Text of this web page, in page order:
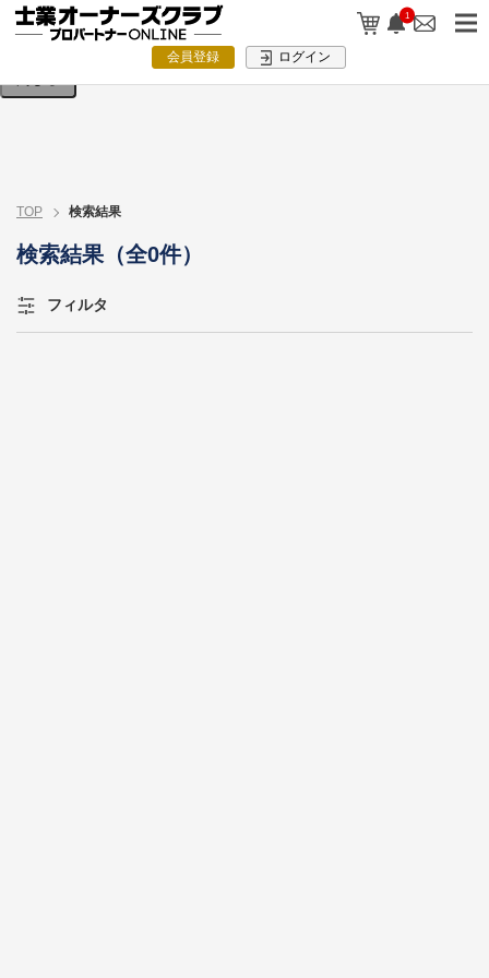
1
会員登録 ログイン
検索条件を入力してください。
TOP 検索結果
検索結果（全0件）
フィルタ